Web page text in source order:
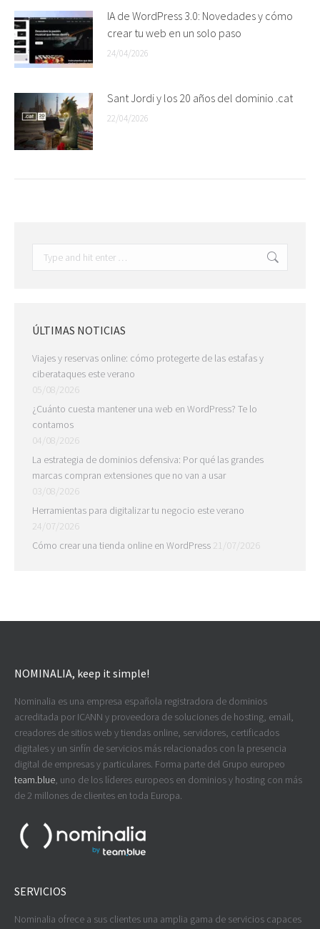
IA de WordPress 3.0: Novedades y cómo
crear tu web en un solo paso
24/04/2026
Sant Jordi y los 20 años del dominio .cat
22/04/2026
ÚLTIMAS NOTICIAS
Viajes y reservas online: cómo protegerte de las estafas y
ciberataques este verano
05/08/2026
¿Cuánto cuesta mantener una web en WordPress? Te lo
contamos
04/08/2026
La estrategia de dominios defensiva: Por qué las grandes
marcas compran extensiones que no van a usar
03/08/2026
Herramientas para digitalizar tu negocio este verano
24/07/2026
Cómo crear una tienda online en WordPress 21/07/2026
NOMINALIA, keep it simple!
Nominalia es una empresa española registradora de dominios
acreditada por ICANN y proveedora de soluciones de hosting, email,
creadores de sitios web y tiendas online, servidores, certificados
digitales y un sinfín de servicios más relacionados con la presencia
digital de empresas y particulares. Forma parte del Grupo europeo
team.blue, uno de los líderes europeos en dominios y hosting con más
de 2 millones de clientes en toda Europa.
SERVICIOS
Nominalia ofrece a sus clientes una amplia gama de servicios capaces